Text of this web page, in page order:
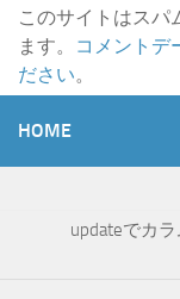
このサイトはスパ
ます。
コメントデ
ださい。
HOME
updateでカ